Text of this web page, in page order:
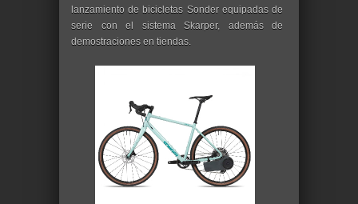
lanzamiento de bicicletas Sonder equipadas de
serie con el sistema Skarper, además de
demostraciones en tiendas.